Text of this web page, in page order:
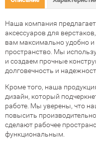
Наша компания
аксессуаров для
вам максимально удобно и
пространство. Мы
и создаем прочные
долговечность и
Кроме того, наша
дизайн, который
работе. Мы уверены, что
повысить
сделают рабочее
функциональным.